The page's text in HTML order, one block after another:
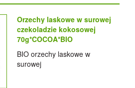
Orzechy laskowe w surowej
czekoladzie kokosowej
70g*COCOA*BIO
BIO orzechy laskowe w
surowej